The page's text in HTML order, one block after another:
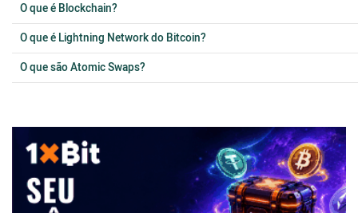
O que é Blockchain?
O que é Lightning Network do Bitcoin?
O que são Atomic Swaps?